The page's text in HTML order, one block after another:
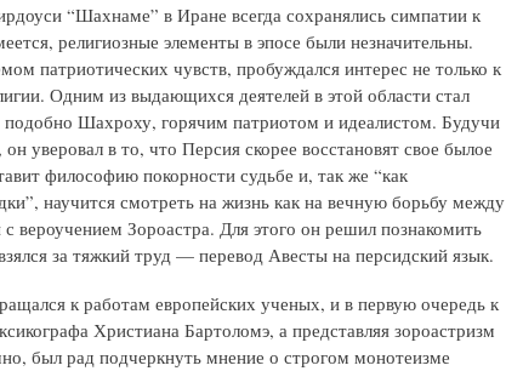
“Шахнаме” в Иране всегда сохранялись симпатии к
религиозные элементы в эпосе были незначительны.
патриотических чувств, пробуждался интерес не только к
Одним из выдающихся деятелей в этой области стал
Шахроху, горячим патриотом и идеалистом. Будучи
уверовал в то, что Персия скорее восстановят свое былое
философию покорности судьбе и, так же “как
научится смотреть на жизнь как на вечную борьбу между
вероучением Зороастра. Для этого он решил познакомить
за тяжкий труд — перевод Авесты на персидский язык.
к работам европейских ученых, и в первую очередь к
Христиана Бартоломэ, а представляя зороастризм
был рад подчеркнуть мнение о строгом монотеизме